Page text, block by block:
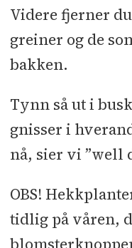
Videre fjerner
greiner og de
bakken.
Tynn så ut i
gnisser i
nå, sier vi ”well
OBS!
tidlig på våren,